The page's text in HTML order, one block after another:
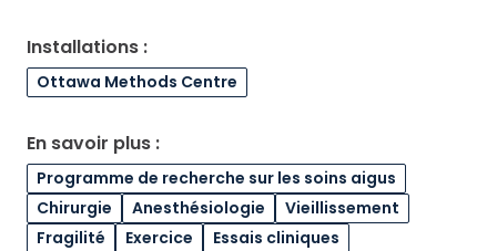
Installations :
Ottawa Methods Centre
En savoir plus :
Programme de recherche sur les soins aigus
Chirurgie
Anesthésiologie
Vieillissement
Fragilité
Exercice
Essais cliniques